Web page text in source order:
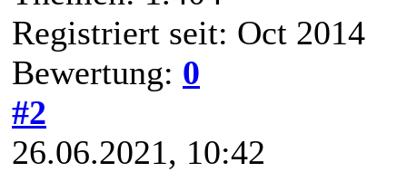
Registriert seit: Oct 2014
Bewertung: 0
#2
26.06.2021, 10:42